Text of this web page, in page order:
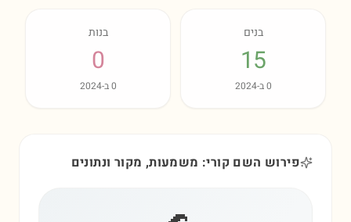
בנים
15
0ב-2024
בנות
0
0ב-2024
פירוש השם קורי: משמעות, מקור ונתונים